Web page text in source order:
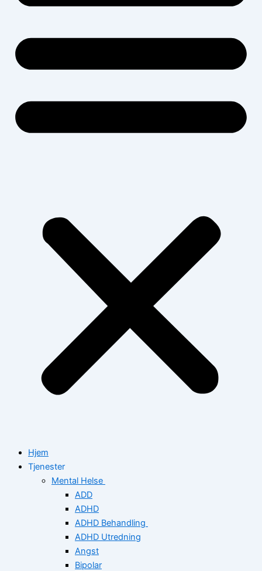
Hjem
Tjenester
Mental Helse
ADD
ADHD
ADHD Behandling
ADHD Utredning
Angst
Bipolar